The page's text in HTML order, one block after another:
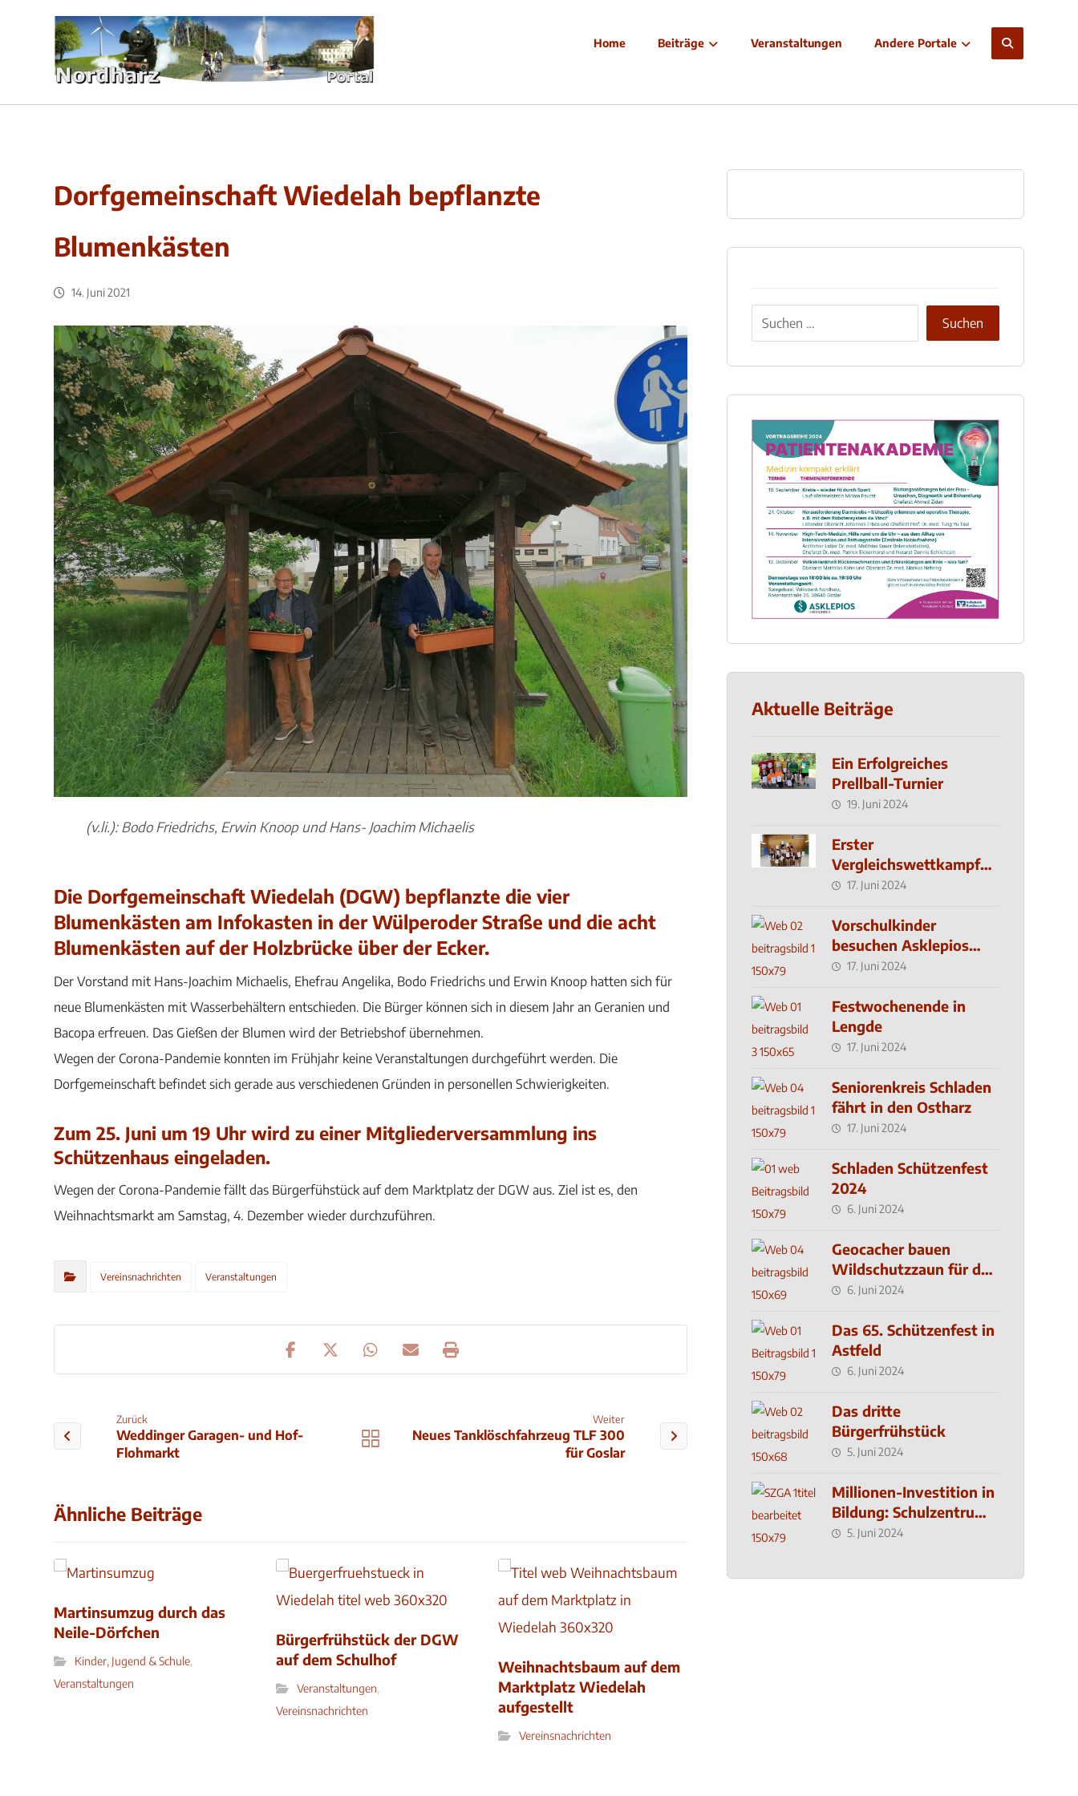
Home Beiträge Veranstaltungen Andere Portale
Dorfgemeinschaft Wiedelah bepflanzte
Blumenkästen
14. Juni 2021
(v.li.): Bodo Friedrichs, Erwin Knoop und Hans- Joachim Michaelis
Die Dorfgemeinschaft Wiedelah (DGW) bepflanzte die vier
Blumenkästen am Infokasten in der Wülperoder Straße und die acht
Blumenkästen auf der Holzbrücke über der Ecker.
Der Vorstand mit Hans-Joachim Michaelis, Ehefrau Angelika, Bodo Friedrichs und Erwin Knoop hatten sich für
neue Blumenkästen mit Wasserbehältern entschieden. Die Bürger können sich in diesem Jahr an Geranien und
Bacopa erfreuen. Das Gießen der Blumen wird der Betriebshof übernehmen.
Wegen der Corona-Pandemie konnten im Frühjahr keine Veranstaltungen durchgeführt werden. Die
Dorfgemeinschaft befindet sich gerade aus verschiedenen Gründen in personellen Schwierigkeiten.
Zum 25. Juni um 19 Uhr wird zu einer Mitgliederversammlung ins
Schützenhaus eingeladen.
Wegen der Corona-Pandemie fällt das Bürgerfühstück auf dem Marktplatz der DGW aus. Ziel ist es, den
Weihnachtsmarkt am Samstag, 4. Dezember wieder durchzuführen.
Vereinsnachrichten Veranstaltungen
Zurück
Weddinger Garagen- und Hof-
Flohmarkt
Weiter
Neues Tanklöschfahrzeug TLF 300
für Goslar
Ähnliche Beiträge
Martinsumzug durch das
Neile-Dörfchen
Kinder, Jugend & Schule,
Veranstaltungen
Bürgerfrühstück der DGW
auf dem Schulhof
Veranstaltungen,
Vereinsnachrichten
Weihnachtsbaum auf dem
Marktplatz Wiedelah
aufgestellt
Vereinsnachrichten
Aktuelle Beiträge
Ein Erfolgreiches
Prellball-Turnier
19. Juni 2024
Erster
Vergleichswettkampf
seit 2019
17. Juni 2024
Vorschulkinder
besuchen Asklepios
Klinik
17. Juni 2024
Festwochenende in
Lengde
17. Juni 2024
Seniorenkreis Schladen
fährt in den Ostharz
17. Juni 2024
Schladen Schützenfest
2024
6. Juni 2024
Geocacher bauen
Wildschutzzaun für den
MachMit! Wald
6. Juni 2024
Das 65. Schützenfest in
Astfeld
6. Juni 2024
Das dritte
Bürgerfrühstück
5. Juni 2024
Millionen-Investition in
Bildung: Schulzentrum-
Neubau
5. Juni 2024